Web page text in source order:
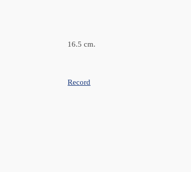
16.5 cm.
Record